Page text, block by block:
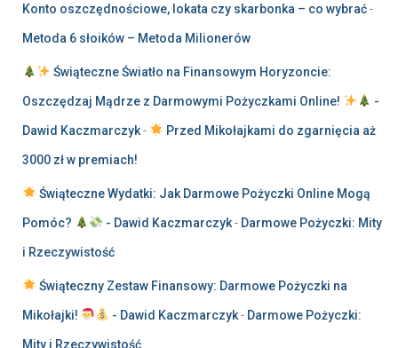
Konto oszczędnościowe, lokata czy skarbonka – co wybrać-
Metoda 6 słoików – Metoda Milionerów
Świąteczne Światło na Finansowym Horyzoncie:
Oszczędzaj Mądrze z Darmowymi Pożyczkami Online! -
Dawid Kaczmarczyk- Przed Mikołajkami do zgarnięcia aż
3000 zł w premiach!
Świąteczne Wydatki: Jak Darmowe Pożyczki Online Mogą
Pomóc? - Dawid Kaczmarczyk- Darmowe Pożyczki: Mity
i Rzeczywistość
Świąteczny Zestaw Finansowy: Darmowe Pożyczki na
Mikołajki! - Dawid Kaczmarczyk- Darmowe Pożyczki:
Mity i Rzeczywistość